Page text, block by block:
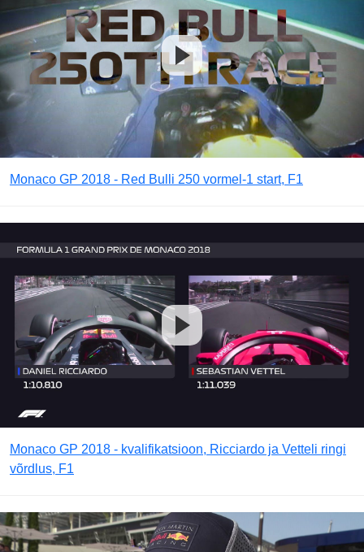
Monaco GP 2018 - Red Bulli 250 vormel-1 start, F1
Monaco GP 2018 - kvalifikatsioon, Ricciardo ja Vetteli ringi
võrdlus, F1